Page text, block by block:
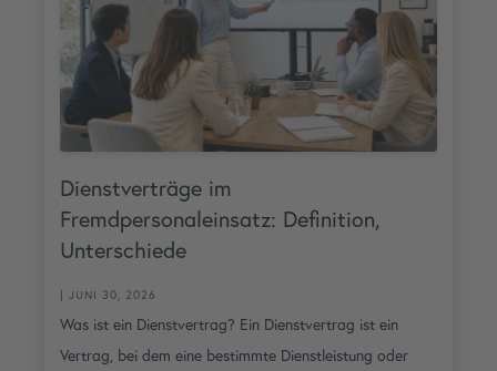
Dienstverträge im
Fremdpersonaleinsatz: Definition,
Unterschiede
| JUNI 30, 2026
Was ist ein Dienstvertrag? Ein Dienstvertrag ist ein
Vertrag, bei dem eine bestimmte Dienstleistung oder